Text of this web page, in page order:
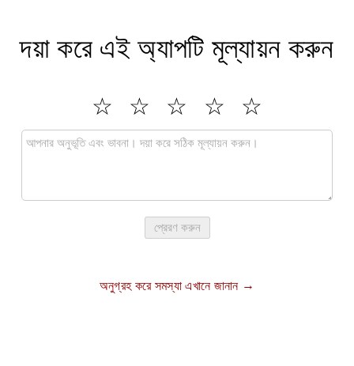
দয়া করে এই অ্যাপটি মূল্যায়ন করুন
প্রেরণ করুন
অনুগ্রহ করে সমস্যা এখানে জানান